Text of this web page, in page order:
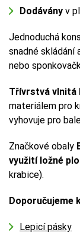
Dodávány v
Jednoduchá
snadné skládání
nebo
Třívrstvá vlnitá
materiálem pro
vyhovuje pro
Značkové obaly
využití ložné
krabice).
Doporučujeme
Lepicí pásky